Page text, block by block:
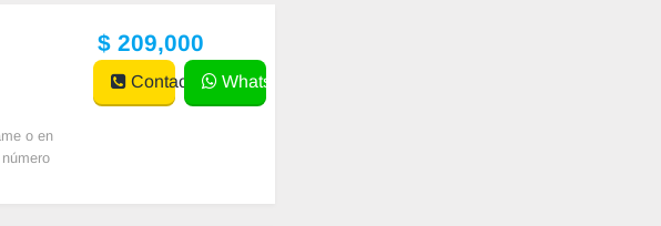
o en
$ 209,000
Contactar WhatsApp